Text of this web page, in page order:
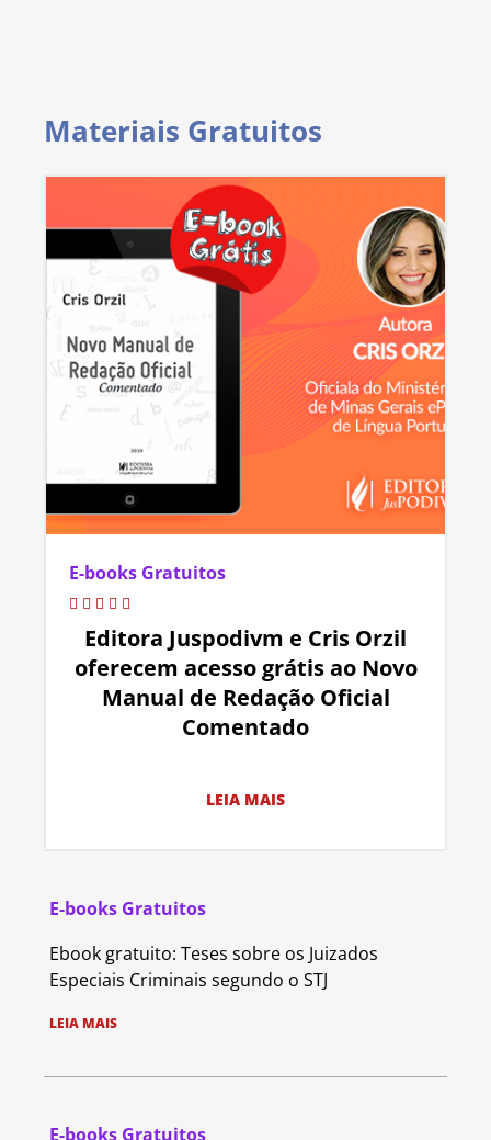
Materiais Gratuitos
E-books Gratuitos
Editora Juspodivm e Cris Orzil
oferecem acesso grátis ao Novo
Manual de Redação Oficial
Comentado
LEIA MAIS
E-books Gratuitos
Ebook gratuito: Teses sobre os Juizados
Especiais Criminais segundo o STJ
LEIA MAIS
E-books Gratuitos